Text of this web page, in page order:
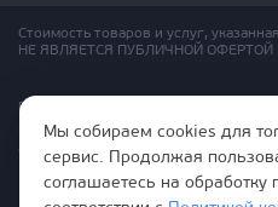
Стоимость товаров и услуг,
НЕ ЯВЛЯЕТСЯ ПУБЛИЧНОЙ ОФЕРТОЙ
Правила эксплутации входных и
Политика обработки персональных
Согласие на обработку
Мы собираем cookies для
сервис. Продолжая
соглашаетесь на